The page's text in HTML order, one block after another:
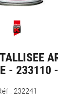
- 233110
: 232241